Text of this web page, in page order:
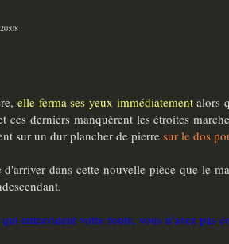
elle ferma ses yeux immédiatementalors
ces derniers manquèrent les étroites
sur un dur plancher de pierresur le dos
d'arriver dans cette nouvelle pièce que le
entravaient votre route, vous n'avez pas